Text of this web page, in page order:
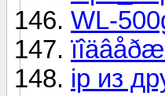
WL-
ip из